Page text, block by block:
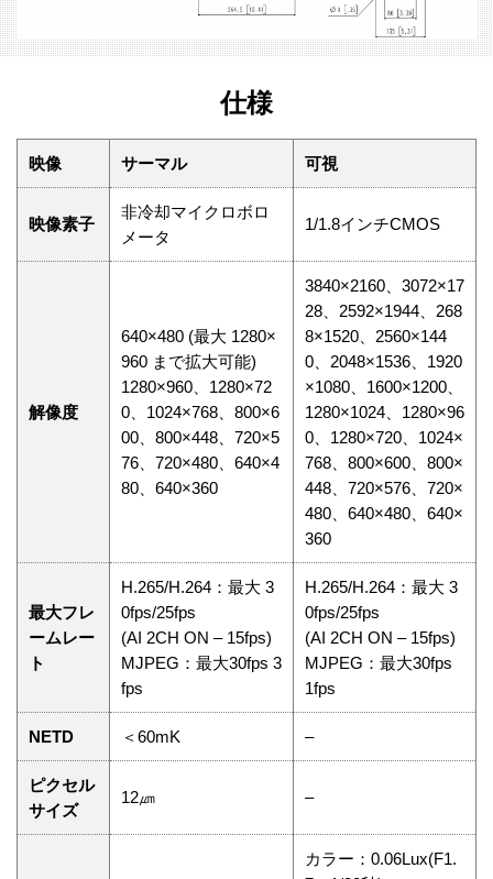
仕様
映像 サーマル 可視
映像素子
非冷却マイクロボロ
メータ
1/1.8インチCMOS
解像度
640×480 (最大 1280×
960 まで拡大可能)
1280×960、1280×72
0、1024×768、800×6
00、800×448、720×5
76、720×480、640×4
80、640×360
3840×2160、3072×17
28、2592×1944、268
8×1520、2560×144
0、2048×1536、1920
×1080、1600×1200、
1280×1024、1280×96
0、1280×720、1024×
768、800×600、800×
448、720×576、720×
480、640×480、640×
360
最大フレ
ームレー
ト
H.265/H.264：最大 3
0fps/25fps
(AI 2CH ON – 15fps)
MJPEG：最大30fps 3
fps
H.265/H.264：最大 3
0fps/25fps
(AI 2CH ON – 15fps)
MJPEG：最大30fps
1fps
NETD ＜60mK –
ピクセル
サイズ
12㎛ –
カラー：0.06Lux(F1.